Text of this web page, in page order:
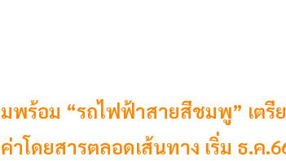
พร้อม “รถไฟฟ้าสายสีชมพู” เตรี
าโดยสารตลอดเส้นทาง เริ่ม ธ.ค